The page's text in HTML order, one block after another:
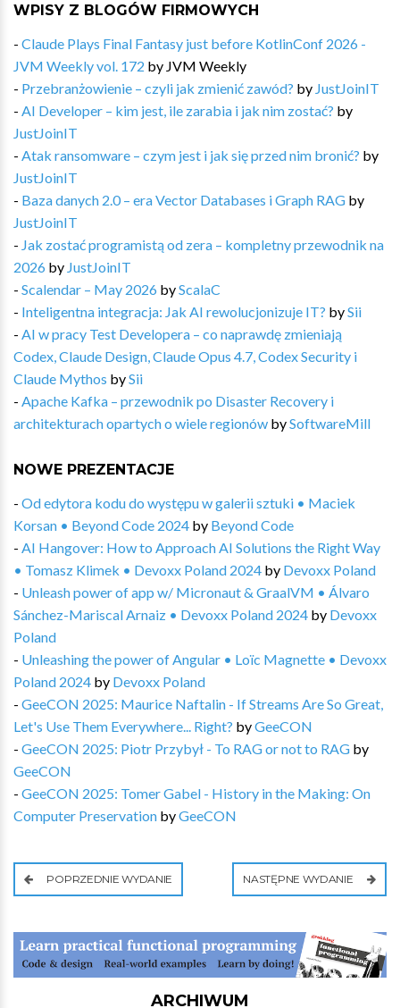
WPISY Z BLOGÓW FIRMOWYCH
- Claude Plays Final Fantasy just before KotlinConf 2026 -
JVM Weekly vol. 172 by JVM Weekly
- Przebranżowienie – czyli jak zmienić zawód? by JustJoinIT
- AI Developer – kim jest, ile zarabia i jak nim zostać? by
JustJoinIT
- Atak ransomware – czym jest i jak się przed nim bronić? by
JustJoinIT
- Baza danych 2.0 – era Vector Databases i Graph RAG by
JustJoinIT
- Jak zostać programistą od zera – kompletny przewodnik na
2026 by JustJoinIT
- Scalendar – May 2026 byScalaC
- Inteligentna integracja: Jak AI rewolucjonizuje IT? bySii
- AI w pracy Test Developera – co naprawdę zmieniają
Codex, Claude Design, Claude Opus 4.7, Codex Security i
Claude Mythos bySii
- Apache Kafka – przewodnik po Disaster Recovery i
architekturach opartych o wiele regionów bySoftwareMill
NOWE PREZENTACJE
- Od edytora kodu do występu w galerii sztuki • Maciek
Korsan • Beyond Code 2024 by Beyond Code
- AI Hangover: How to Approach AI Solutions the Right Way
• Tomasz Klimek • Devoxx Poland 2024 by Devoxx Poland
- Unleash power of app w/ Micronaut & GraalVM • Álvaro
Sánchez-Mariscal Arnaiz • Devoxx Poland 2024 by Devoxx
Poland
- Unleashing the power of Angular • Loïc Magnette • Devoxx
Poland 2024 by Devoxx Poland
- GeeCON 2025: Maurice Naftalin - If Streams Are So Great,
Let's Use Them Everywhere... Right? byGeeCON
- GeeCON 2025: Piotr Przybył - To RAG or not to RAG by
GeeCON
- GeeCON 2025: Tomer Gabel - History in the Making: On
Computer Preservation byGeeCON
POPRZEDNIE WYDANIE NASTĘPNE WYDANIE
ARCHIWUM